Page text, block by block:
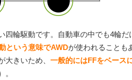
四輪駆動です。自動車の中でも4輪だ
という意味でAWDが使われることも
きいため、 一般的にはFFをベース
。